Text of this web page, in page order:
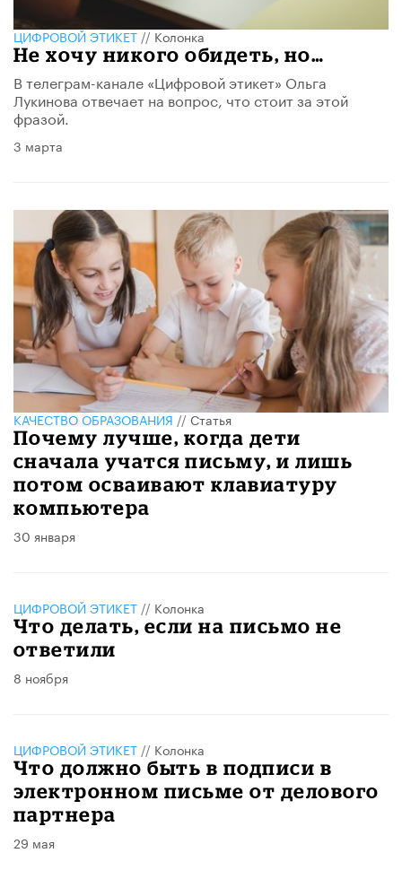
ЦИФРОВОЙ ЭТИКЕТ//Колонка
Не хочу никого обидеть, но…
В телеграм-канале «Цифровой этикет» Ольга
Лукинова отвечает на вопрос, что стоит за этой
фразой.
3 марта
КАЧЕСТВО ОБРАЗОВАНИЯ//Статья
Почему лучше, когда дети
сначала учатся письму, и лишь
потом осваивают клавиатуру
компьютера
30 января
ЦИФРОВОЙ ЭТИКЕТ // Колонка
Что делать, если на письмо не
ответили
8 ноября
ЦИФРОВОЙ ЭТИКЕТ // Колонка
Что должно быть в подписи в
электронном письме от делового
партнера
29 мая